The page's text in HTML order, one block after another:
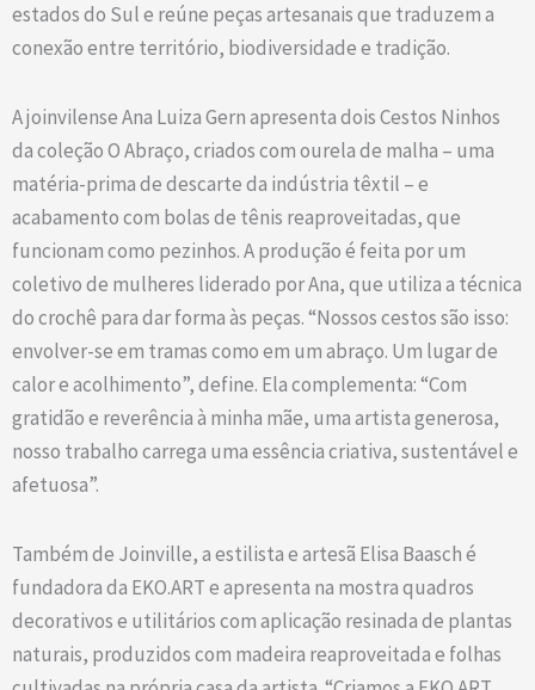
estados do Sul e reúne peças artesanais que traduzem a
conexão entre território, biodiversidade e tradição.
A joinvilense Ana Luiza Gern apresenta dois Cestos Ninhos
da coleção O Abraço, criados com ourela de malha – uma
matéria-prima de descarte da indústria têxtil – e
acabamento com bolas de tênis reaproveitadas, que
funcionam como pezinhos. A produção é feita por um
coletivo de mulheres liderado por Ana, que utiliza a técnica
do crochê para dar forma às peças. “Nossos cestos são isso:
envolver-se em tramas como em um abraço. Um lugar de
calor e acolhimento”, define. Ela complementa: “Com
gratidão e reverência à minha mãe, uma artista generosa,
nosso trabalho carrega uma essência criativa, sustentável e
afetuosa”.
Também de Joinville, a estilista e artesã Elisa Baasch é
fundadora da EKO.ART e apresenta na mostra quadros
decorativos e utilitários com aplicação resinada de plantas
naturais, produzidos com madeira reaproveitada e folhas